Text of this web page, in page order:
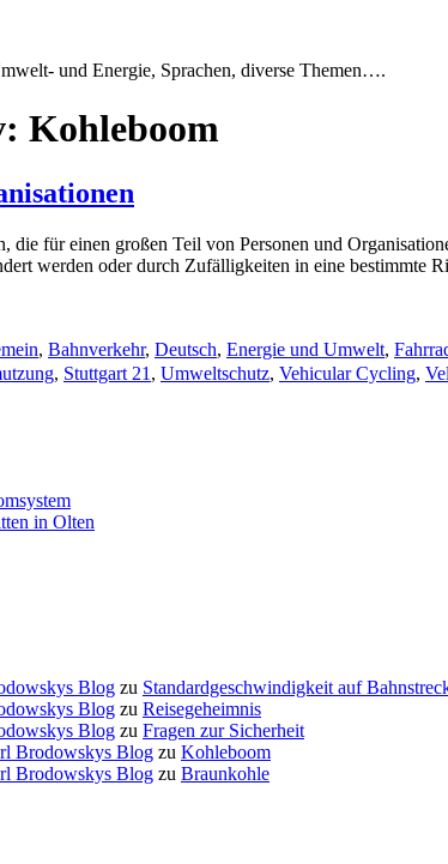
und Energie, Sprachen, diverse Themen….
Kohleboom
die für einen großen Teil von Personen und
werden oder durch Zufälligkeiten in eine bestimmte
, Bahnverkehr, Deutsch, Energie und Umwelt,
, Stuttgart 21 , Umweltschutz, Vehicular Cycling,
in Olten
Blog zu Standardgeschwindigkeit auf
Blog zu Reisegeheimnis
Blog zu Fragen zur Sicherheit
Brodowskys Blog zu Kohleboom
Brodowskys Blog zu Braunkohle